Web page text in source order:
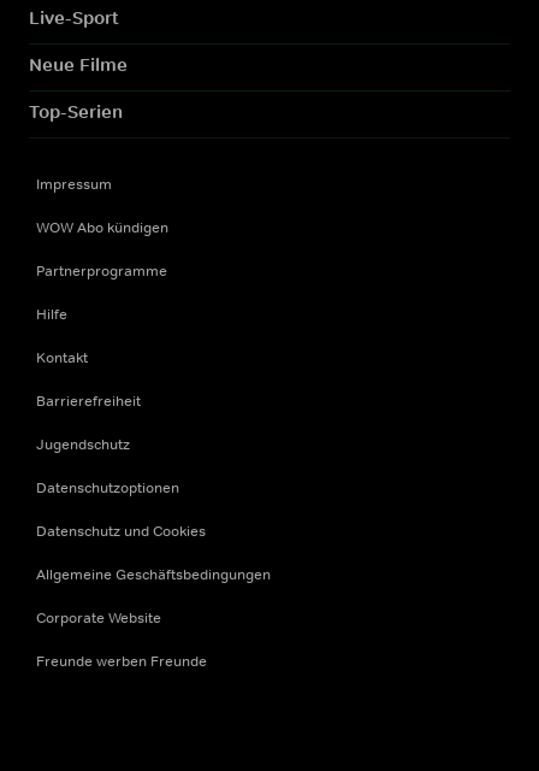
Live-Sport
Neue Filme
Top-Serien
Impressum
WOW Abo kündigen
Partnerprogramme
Hilfe
Kontakt
Barrierefreiheit
Jugendschutz
Datenschutzoptionen
Datenschutz und Cookies
Allgemeine Geschäftsbedingungen
Corporate Website
Freunde werben Freunde